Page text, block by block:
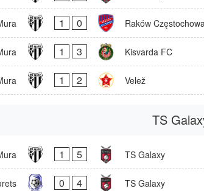
1 0 Raków Częstochowa
1 3 Kisvarda FC
1 2 Velež
TS
1 5 TS Galaxy
0 4 TS Galaxy